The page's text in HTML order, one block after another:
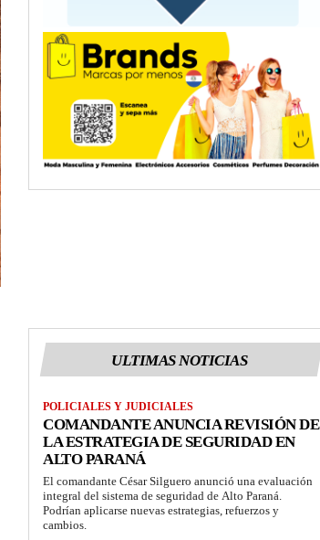
ULTIMAS NOTICIAS
POLICIALES Y JUDICIALES
COMANDANTE ANUNCIA REVISIÓN DE
LA ESTRATEGIA DE SEGURIDAD EN
ALTO PARANÁ
El comandante César Silguero anunció una evaluación
integral del sistema de seguridad de Alto Paraná.
Podrían aplicarse nuevas estrategias, refuerzos y
cambios.